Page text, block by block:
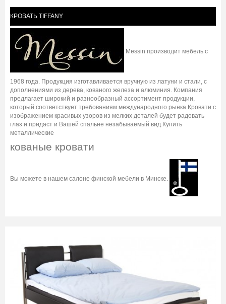
КРОВАТЬ TIFFANY
Messin производит мебель с
1968 года. Продукция изготавливается вручную из латуни и стали, с
дополнениями из дерева, кованого железа и алюминия. Компания
предлагает широкий и разнообразный ассортимент продукции,
который соответствует требованиям международного рынка.Кровати с
изображением красивых узоров из мелких деталей будет радовать
глаз и придаст и Вашей спальне незабываемый вид.Купить
металлические
кованые кровати
Вы можете в нашем салоне финской мебели в Минске.